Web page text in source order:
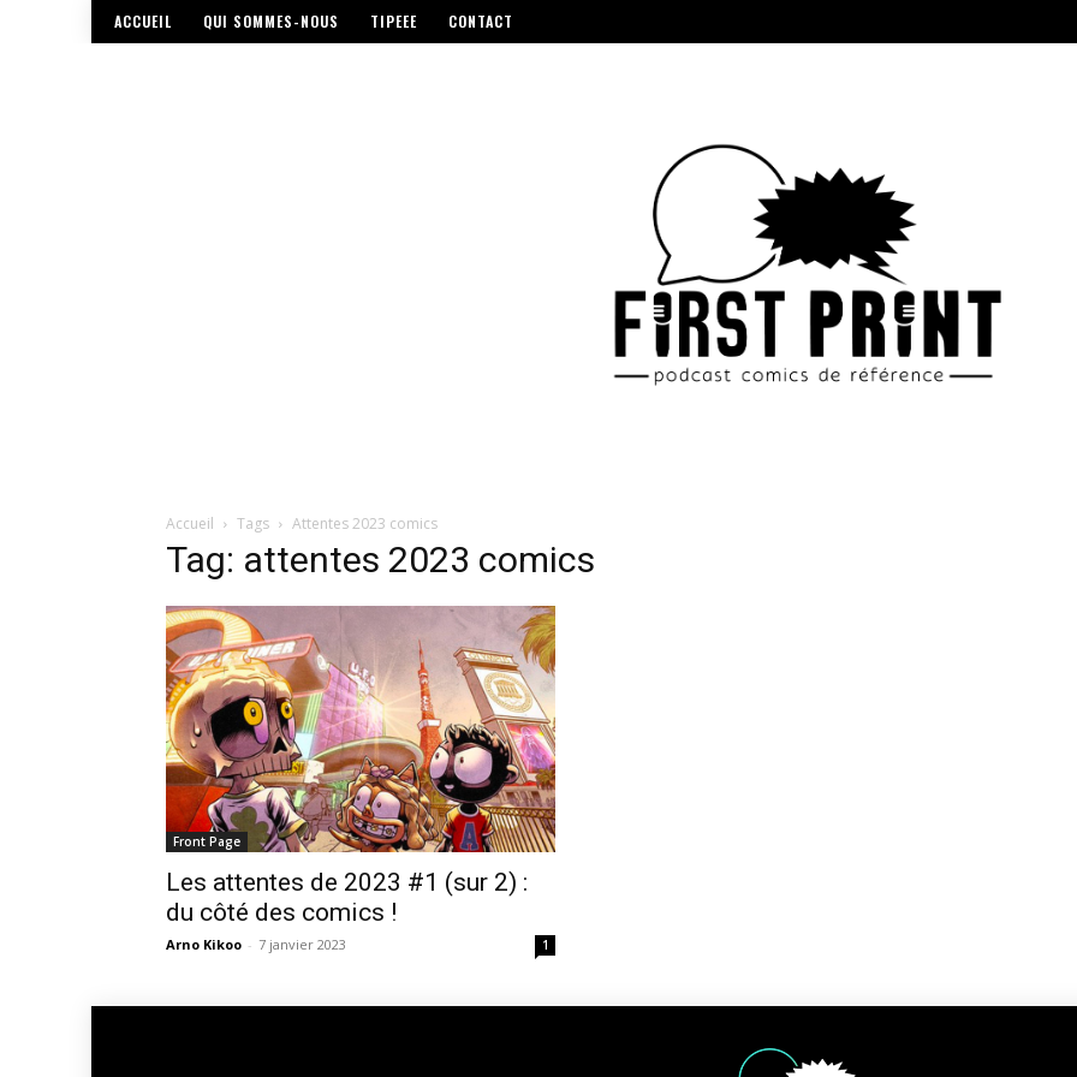
ACCUEIL QUI SOMMES-NOUS TIPEEE CONTACT
Accueil Tags Attentes 2023 comics
Tag: attentes 2023 comics
Front Page
Les attentes de 2023 #1 (sur 2) :
du côté des comics !
Arno Kikoo - 7 janvier 2023 1